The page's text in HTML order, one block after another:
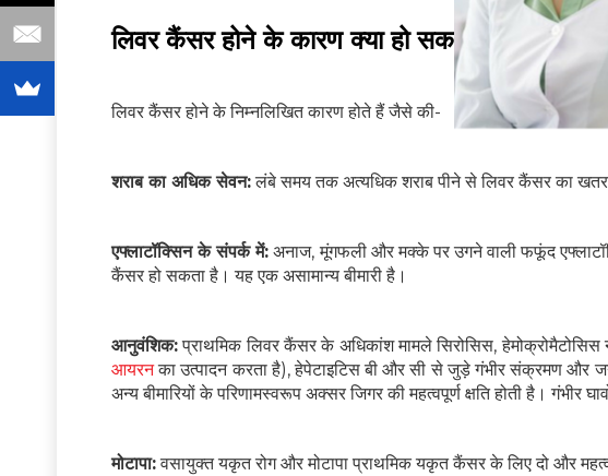
लिवर कैंसर होने के कारण क्या हो सकते हैं ?
लिवर कैंसर होने के निम्नलिखित कारण होते हैं जैसे की-
शराब का अधिक सेवन:लंबे समय तक अत्यधिक शराब पीने से लिवर कैंसर का
एफ्लाटॉक्सिन के संपर्क में: अनाज, मूंगफली और मक्के पर उगने वाली फफूंद
कैंसर हो सकता है। यह एक असामान्य बीमारी है।
आनुवंशिक:प्राथमिक लिवर कैंसर के अधिकांश मामले सिरोसिस,
आयरनका उत्पादन करता है), हेपेटाइटिस बी और सी से जुड़े गंभीर संक्रमण और
अन्य बीमारियों के परिणामस्वरूप अक्सर जिगर की महत्वपूर्ण क्षति होती है। गंभीर
मोटापा:वसायुक्त यकृत रोग और मोटापा प्राथमिक यकृत कैंसर के लिए दो और